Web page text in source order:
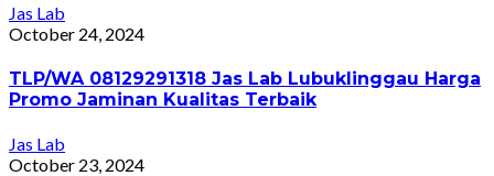
Jas Lab
October 24, 2024
TLP/WA 08129291318 Jas Lab Lubuklinggau Harga
Promo Jaminan Kualitas Terbaik
Jas Lab
October 23, 2024